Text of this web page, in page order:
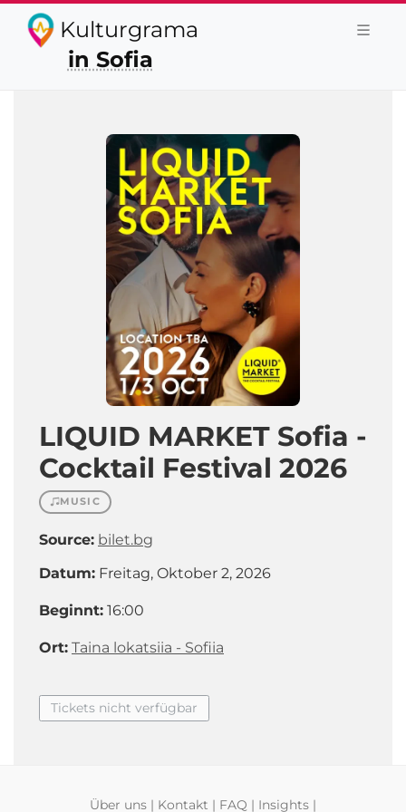
Kulturgrama
in Sofia
LIQUID MARKET Sofia -
Cocktail Festival 2026
MUSIC
Source: bilet.bg
Datum: Freitag, Oktober 2, 2026
Beginnt: 16:00
Ort: Taina lokatsiia - Sofiia
Tickets nicht verfügbar
Über uns | Kontakt | FAQ | Insights |